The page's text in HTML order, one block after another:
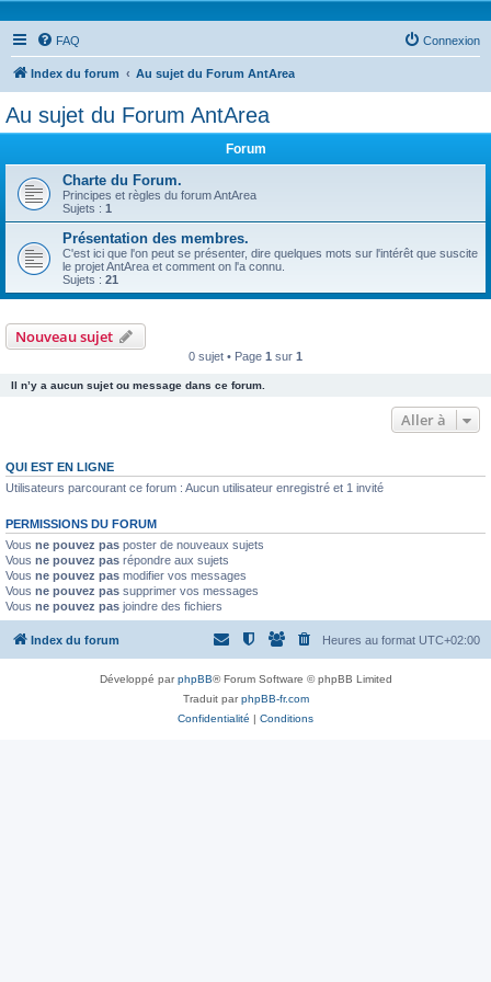
FAQ Connexion
Index du forum Au sujet du Forum AntArea
Au sujet du Forum AntArea
Forum
Charte du Forum.
Principes et règles du forum AntArea
Sujets : 1
Présentation des membres.
C'est ici que l'on peut se présenter, dire quelques mots sur l'intérêt que suscite
le projet AntArea et comment on l'a connu.
Sujets : 21
Nouveau sujet
0 sujet • Page 1 sur 1
Il n’y a aucun sujet ou message dans ce forum.
Aller à
QUI EST EN LIGNE
Utilisateurs parcourant ce forum : Aucun utilisateur enregistré et 1 invité
PERMISSIONS DU FORUM
Vous ne pouvez pas poster de nouveaux sujets
Vous ne pouvez pas répondre aux sujets
Vous ne pouvez pas modifier vos messages
Vous ne pouvez pas supprimer vos messages
Vous ne pouvez pas joindre des fichiers
Index du forum Heures au format UTC+02:00
Développé parphpBB® Forum Software © phpBB Limited
Traduit parphpBB-fr.com
Confidentialité | Conditions